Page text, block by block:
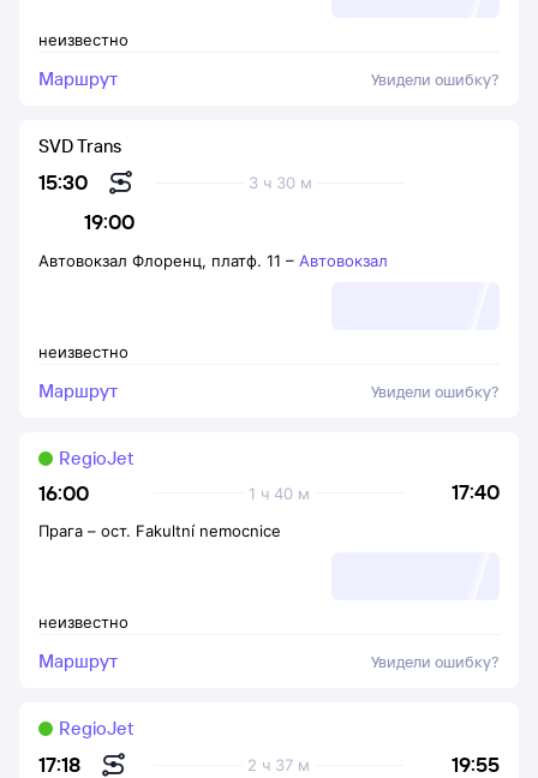
неизвестно
Маршрут Увидели ошибку?
15:30
19:00
3 ч 30 м
SVD Trans
неизвестно
Автовокзал Флоренц, платф. 11 – Автовокзал
Маршрут Увидели ошибку?
16:00 17:40
1 ч 40 м
RegioJet
неизвестно
Прага – ост. Fakultní nemocnice
Маршрут Увидели ошибку?
17:18 19:55
2 ч 37 м
RegioJet